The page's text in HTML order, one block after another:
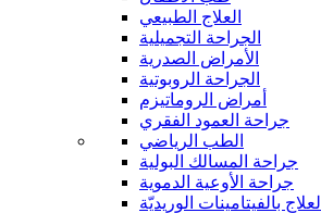
العلاج الطبيعي
الجراحة التجميلية
الأمراض الصدرية
الجراحة الروبوتية
أمراض الروماتيزم
جراحة العمود الفقري
الطب الرياضي
جراحة المسالك البولية
جراحة الأوعية الدموية
العلاج بالفيتامينات الوريديّة